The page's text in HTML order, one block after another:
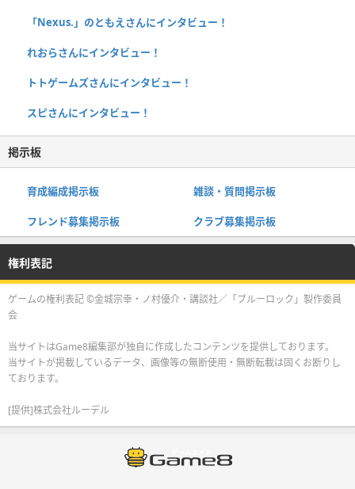
「Nexus.」のともえさんにインタビュー！
れおらさんにインタビュー！
トトゲームズさんにインタビュー！
スピさんにインタビュー！
掲示板
育成編成掲示板 雑談・質問掲示板
フレンド募集掲示板 クラブ募集掲示板
権利表記
ゲームの権利表記 ©金城宗幸・ノ村優介・講談社／「ブルーロック」製作委員
会
当サイトはGame8編集部が独自に作成したコンテンツを提供しております。
当サイトが掲載しているデータ、画像等の無断使用・無断転載は固くお断りし
ております。
[提供]株式会社ルーデル